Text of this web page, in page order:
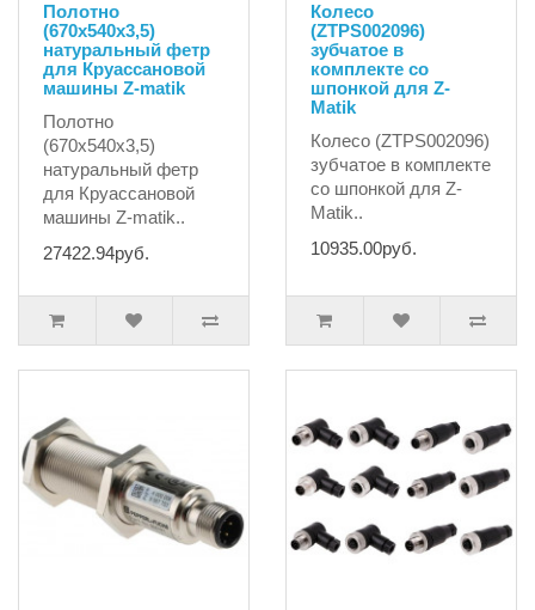
Полотно
(670x540x3,5)
натуральный фетр
для Круассановой
машины Z-matik
Полотно
(670x540x3,5)
натуральный фетр
для Круассановой
машины Z-matik..
27422.94руб.
Колесо
(ZTPS002096)
зубчатое в
комплекте со
шпонкой для Z-
Matik
Колесо (ZTPS002096)
зубчатое в комплекте
со шпонкой для Z-
Matik..
10935.00руб.